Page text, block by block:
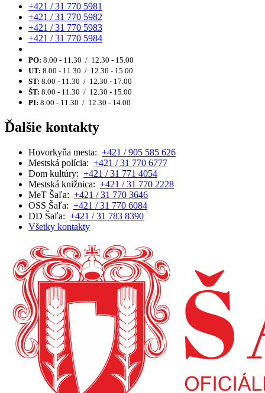
+421 / 31 770 5981
+421 / 31 770 5982
+421 / 31 770 5983
+421 / 31 770 5984
PO: 8.00 - 11.30 / 12.30 - 15.00
UT: 8.00 - 11.30 / 12.30 - 15.00
ST: 8.00 - 11.30 / 12.30 - 17.00
ŠT: 8.00 - 11.30 / 12.30 - 15.00
PI: 8.00 - 11.30 / 12.30 - 14.00
Ďalšie kontakty
Hovorkyňa mesta: +421 / 905 585 626
Mestská polícia: +421 / 31 770 6777
Dom kultúry: +421 / 31 771 4054
Mestská knižnica: +421 / 31 770 2228
MeT Šaľa: +421 / 31 770 3646
OSS Šaľa: +421 / 31 770 6084
DD Šaľa: +421 / 31 783 8390
Všetky kontakty